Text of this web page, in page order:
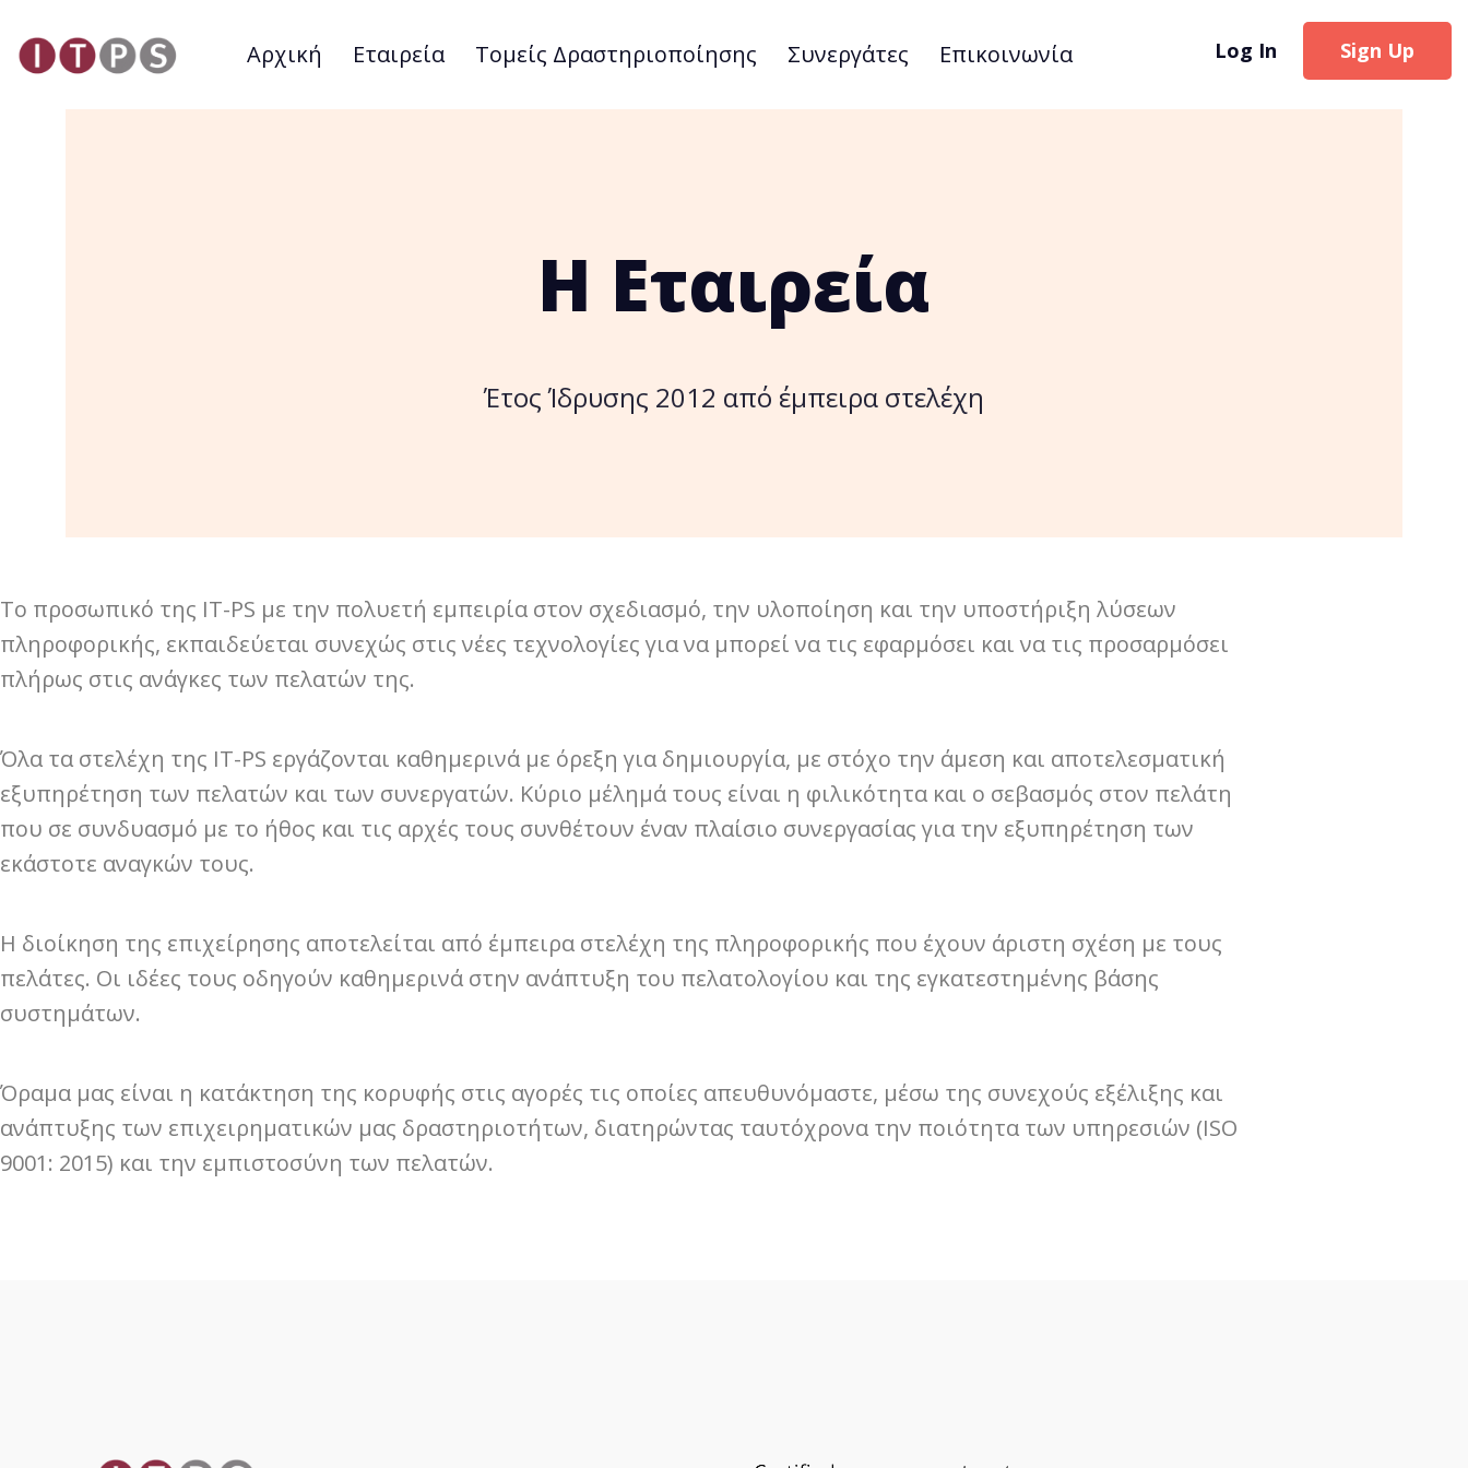
Αρχική Εταιρεία Τομείς Δραστηριοποίησης Συνεργάτες Επικοινωνία Log In Sign Up
Η Εταιρεία
Έτος Ίδρυσης 2012 από έμπειρα στελέχη
Το προσωπικό της IT-PS με την πολυετή εμπειρία στον σχεδιασμό, την υλοποίηση και την υποστήριξη λύσεων
πληροφορικής, εκπαιδεύεται συνεχώς στις νέες τεχνολογίες για να μπορεί να τις εφαρμόσει και να τις προσαρμόσει
πλήρως στις ανάγκες των πελατών της.
Όλα τα στελέχη της IT-PS εργάζονται καθημερινά με όρεξη για δημιουργία, με στόχο την άμεση και αποτελεσματική
εξυπηρέτηση των πελατών και των συνεργατών. Κύριο μέλημά τους είναι η φιλικότητα και ο σεβασμός στον πελάτη
που σε συνδυασμό με το ήθος και τις αρχές τους συνθέτουν έναν πλαίσιο συνεργασίας για την εξυπηρέτηση των
εκάστοτε αναγκών τους.
Η διοίκηση της επιχείρησης αποτελείται από έμπειρα στελέχη της πληροφορικής που έχουν άριστη σχέση με τους
πελάτες. Οι ιδέες τους οδηγούν καθημερινά στην ανάπτυξη του πελατολογίου και της εγκατεστημένης βάσης
συστημάτων.
Όραμα μας είναι η κατάκτηση της κορυφής στις αγορές τις οποίες απευθυνόμαστε, μέσω της συνεχούς εξέλιξης και
ανάπτυξης των επιχειρηματικών μας δραστηριοτήτων, διατηρώντας ταυτόχρονα την ποιότητα των υπηρεσιών (ISO
9001: 2015) και την εμπιστοσύνη των πελατών.